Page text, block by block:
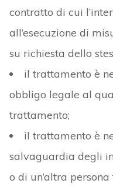
contratto di cui
all’esecuzione di
su richiesta dello
il trattamento è
obbligo legale al
trattamento;
il trattamento è
salvaguardia degli
o di un’altra persona